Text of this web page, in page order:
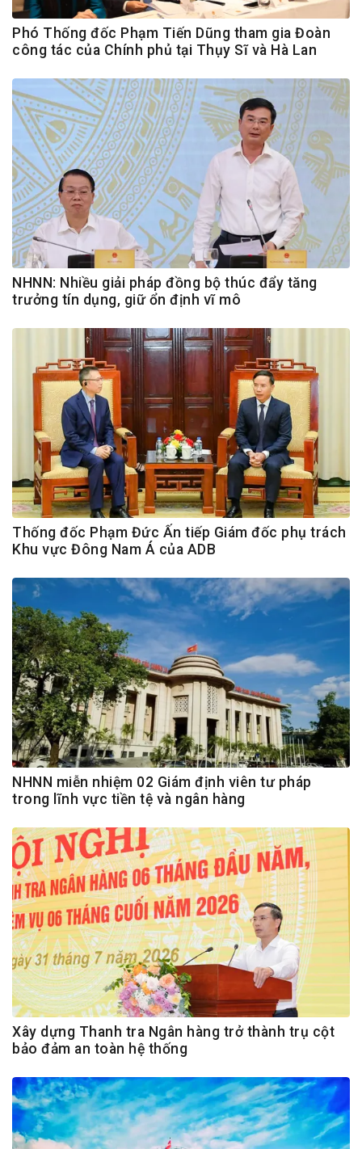
Phó Thống đốc Phạm Tiến Dũng tham gia Đoàn
công tác của Chính phủ tại Thụy Sĩ và Hà Lan
NHNN: Nhiều giải pháp đồng bộ thúc đẩy tăng
trưởng tín dụng, giữ ổn định vĩ mô
Thống đốc Phạm Đức Ấn tiếp Giám đốc phụ trách
Khu vực Đông Nam Á của ADB
NHNN miễn nhiệm 02 Giám định viên tư pháp
trong lĩnh vực tiền tệ và ngân hàng
Xây dựng Thanh tra Ngân hàng trở thành trụ cột
bảo đảm an toàn hệ thống